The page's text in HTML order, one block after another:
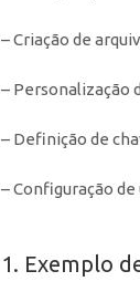
– Criação de
– Personalização
– Definição de
– Configuração
1. Exemplo